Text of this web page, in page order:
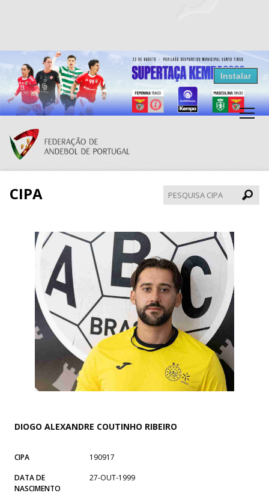
Resultados Andebol
Federação de Andebol de Portugal
Grátis - Disponivel na Play Store
Instalar
CIPA
CIPA
DIOGO ALEXANDRE COUTINHO RIBEIRO
CIPA
190917
DATA DE
NASCIMENTO
27-OUT-1999